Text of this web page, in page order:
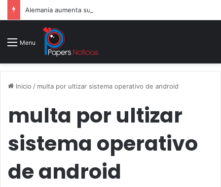
Menu
Inicio / multa por ultizar sistema operativo de android
multa por ultizar
sistema operativo
de android